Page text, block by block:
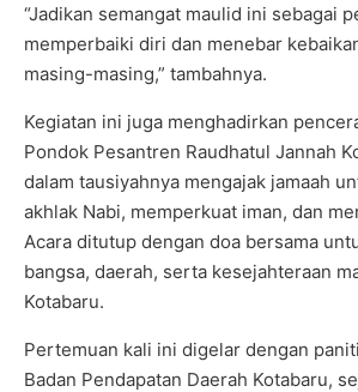
“Jadikan semangat maulid ini sebagai
memperbaiki diri dan menebar
masing-masing,” tambahnya.
Kegiatan ini juga menghadirkan
Pondok Pesantren Raudhatul Jannah
dalam tausiyahnya mengajak jamaah
akhlak Nabi, memperkuat iman, dan
Acara ditutup dengan doa bersama
bangsa, daerah, serta kesejahteraan
Kotabaru.
Pertemuan kali ini digelar dengan
Badan Pendapatan Daerah Kotabaru,